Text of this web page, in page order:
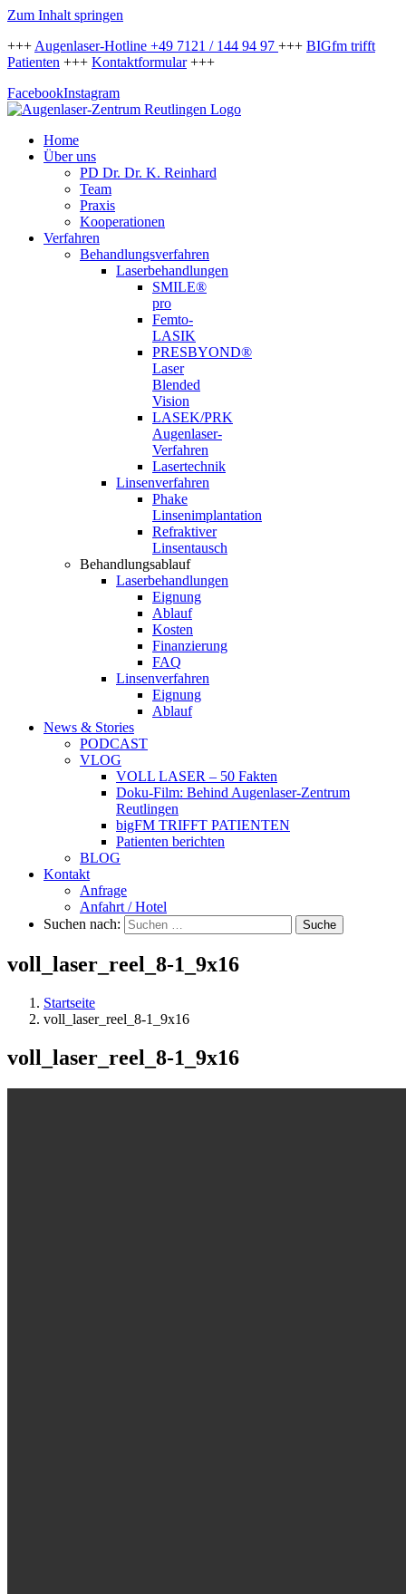
Zum Inhalt springen
+++ Augenlaser-Hotline +49 7121 / 144 94 97 +++ BIGfm trifft
Patienten +++ Kontaktformular+++
FacebookInstagram
Home
Über uns
PD Dr. Dr. K. Reinhard
Team
Praxis
Kooperationen
Verfahren
Behandlungsverfahren
Laserbehandlungen
SMILE®
pro
Femto-
LASIK
PRESBYOND®
Laser
Blended
Vision
LASEK/PRK
Augenlaser-
Verfahren
Lasertechnik
Linsenverfahren
Phake
Linsenimplantation
Refraktiver
Linsentausch
Behandlungsablauf
Laserbehandlungen
Eignung
Ablauf
Kosten
Finanzierung
FAQ
Linsenverfahren
Eignung
Ablauf
News & Stories
PODCAST
VLOG
VOLL LASER – 50 Fakten
Doku-Film: Behind Augenlaser-Zentrum
Reutlingen
bigFM TRIFFT PATIENTEN
Patienten berichten
BLOG
Kontakt
Anfrage
Anfahrt / Hotel
Suchen nach:
Suche
voll_laser_reel_8-1_9x16
Startseite
voll_laser_reel_8-1_9x16
voll_laser_reel_8-1_9x16